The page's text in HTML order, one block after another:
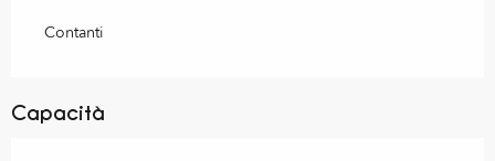
Contanti
Capacità